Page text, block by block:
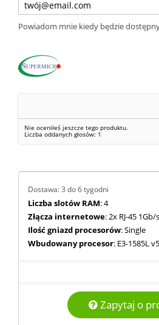
Powiadom mnie kiedy będzie
Nie oceniłeś jeszcze tego produktu.
Liczba oddanych głosów: 1
Dostawa: 3 do 6 tygodni
Liczba slotów RAM: 4
Złącza internetowe: 2x RJ-45 1Gb/s
Ilość gniazd procesorów: Single
Wbudowany procesor: E3-1585L
Zapytaj o